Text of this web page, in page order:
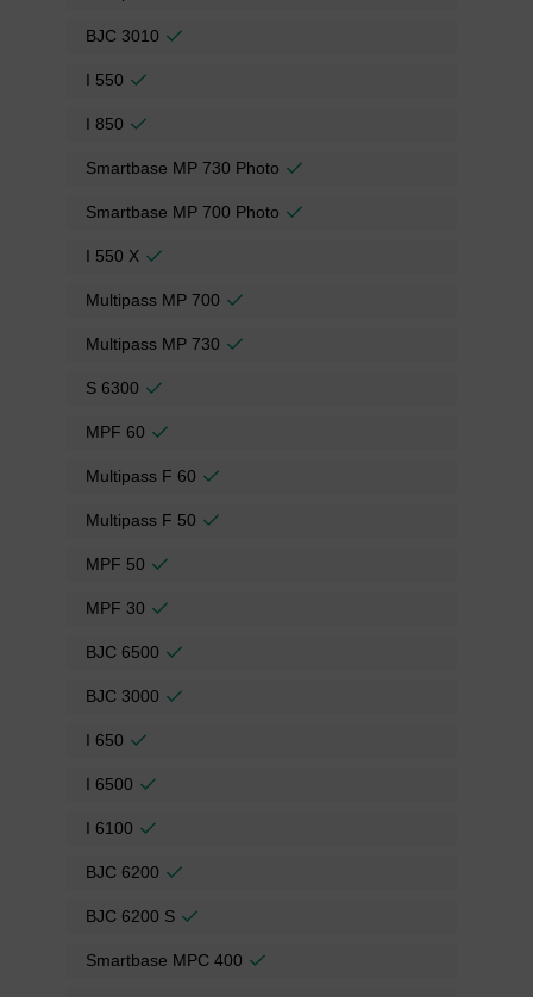
BJC 3010
I 550
I 850
Smartbase MP 730 Photo
Smartbase MP 700 Photo
I 550 X
Multipass MP 700
Multipass MP 730
S 6300
MPF 60
Multipass F 60
Multipass F 50
MPF 50
MPF 30
BJC 6500
BJC 3000
I 650
I 6500
I 6100
BJC 6200
BJC 6200 S
Smartbase MPC 400